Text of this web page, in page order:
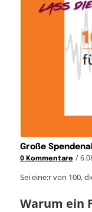
Große
0 Kommentare /
Sei eine:r von 100,
Warum ein